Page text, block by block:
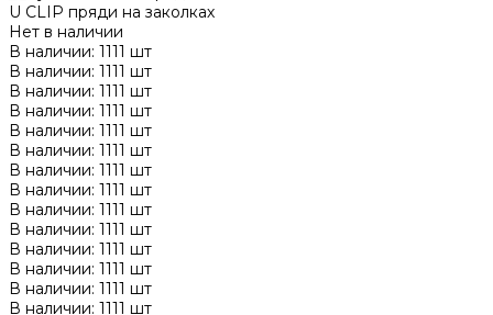
U CLIP пряди на заколках
Нет в наличии
В наличии: 1111 шт
В наличии: 1111 шт
В наличии: 1111 шт
В наличии: 1111 шт
В наличии: 1111 шт
В наличии: 1111 шт
В наличии: 1111 шт
В наличии: 1111 шт
В наличии: 1111 шт
В наличии: 1111 шт
В наличии: 1111 шт
В наличии: 1111 шт
В наличии: 1111 шт
В наличии: 1111 шт